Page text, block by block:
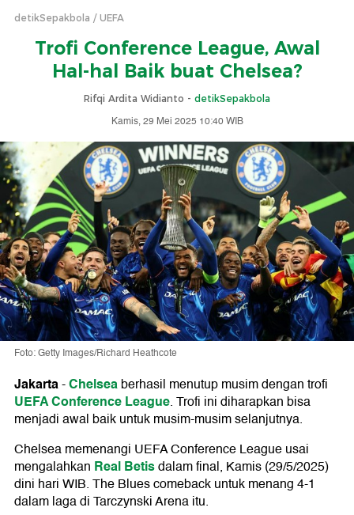
detikSepakbola UEFA
Trofi Conference League, Awal
Hal-hal Baik buat Chelsea?
Rifqi Ardita Widianto - detikSepakbola
Kamis, 29 Mei 2025 10:40 WIB
Foto: Getty Images/Richard Heathcote
Jakarta-Chelseaberhasil menutup musim dengan trofi
UEFA Conference League. Trofi ini diharapkan bisa
menjadi awal baik untuk musim-musim selanjutnya.
Chelsea memenangi UEFA Conference League usai
mengalahkan Real Betisdalam final, Kamis (29/5/2025)
dini hari WIB. The Blues comeback untuk menang 4-1
dalam laga di Tarczynski Arena itu.